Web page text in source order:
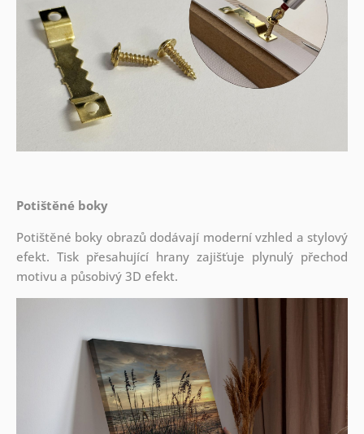
Potištěné boky
Potištěné boky obrazů dodávají moderní vzhled a stylový
efekt. Tisk přesahující hrany zajišťuje plynulý přechod
motivu a působivý 3D efekt.